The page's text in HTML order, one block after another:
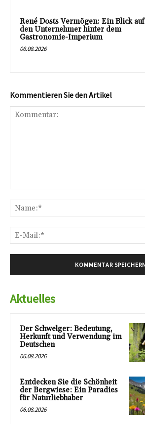
René Dosts Vermögen: Ein Blick auf
den Unternehmer hinter dem
Gastronomie-Imperium
06.08.2026
Kommentieren Sie den Artikel
Aktuelles
Der Schwelger: Bedeutung,
Herkunft und Verwendung im
Deutschen
06.08.2026
Entdecken Sie die Schönheit
der Bergwiese: Ein Paradies
für Naturliebhaber
06.08.2026